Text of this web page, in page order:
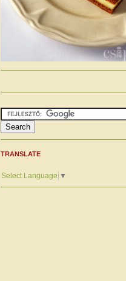
TRANSLATE
Select Language ▼